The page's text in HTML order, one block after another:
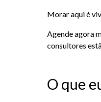
Morar aqui é
Agende agora
consultores
O que